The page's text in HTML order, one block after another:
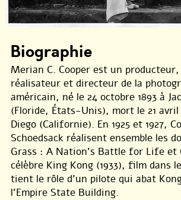
Biographie
Merian C. Cooper est un
réalisateur et directeur de la
américain, né le 24 octobre 1893 à
(Floride, États-Unis), mort le 21 avril
Diego (Californie). En 1925 et 1927,
Schoedsack réalisent ensemble les
Grass : A Nation’s Battle for Life et
célèbre King Kong (1933), film dans
tient le rôle d’un pilote qui abat
l’Empire State Building.